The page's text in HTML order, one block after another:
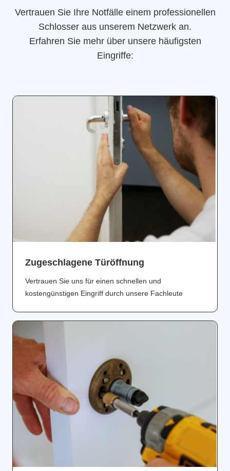
Vertrauen Sie Ihre Notfälle einem professionellen
Schlosser aus unserem Netzwerk an.
Erfahren Sie mehr über unsere häufigsten
Eingriffe:
Zugeschlagene Türöffnung
Vertrauen Sie uns für einen schnellen und
kostengünstigen Eingriff durch unsere Fachleute